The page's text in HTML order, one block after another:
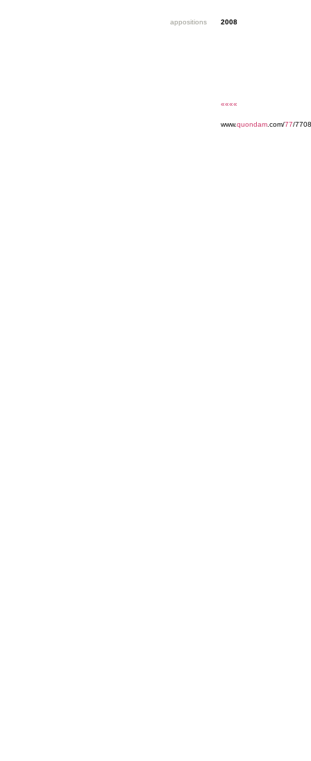
appositions 2008
««««
www.quondam .com/77/